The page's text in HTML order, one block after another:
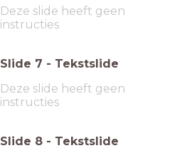
Deze slide heeft geen
instructies
Slide 7 - Tekstslide
Deze slide heeft geen
instructies
Slide 8 - Tekstslide